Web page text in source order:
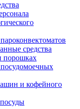
средства
порошках
и кофейного